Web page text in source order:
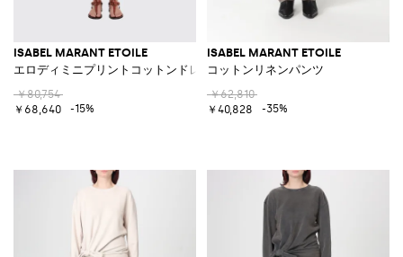
ISABEL MARANT ETOILE
エロディミニプリントコットンドレス
￥80,754
￥68,640
-15%
ISABEL MARANT ETOILE
コットンリネンパンツ
￥62,810
￥40,828
-35%